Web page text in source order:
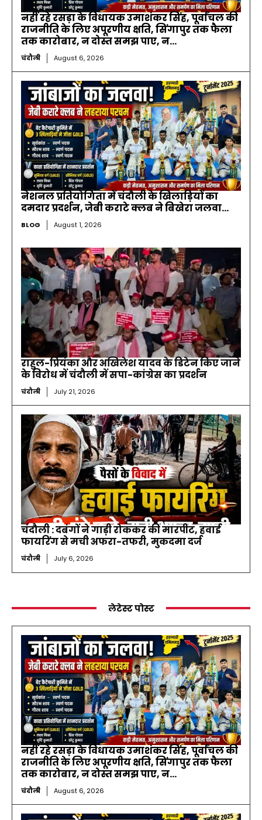
नहीं रहे रसड़ा के विधायक उमाशंकर सिंह, पूर्वांचल की
राजनीति के लिए अपूरणीय क्षति, सिंगापुर तक फैला
तक कारोबार, न दोस्त समझ पाए, न...
चंदौली August 6, 2026
नेशनल प्रतियोगिता में चंदौली के खिलाड़ियों का
दमदार प्रदर्शन, जेबी कराटे क्लब ने बिखेरा जलवा…
BLOG August 1, 2026
राहुल-प्रियंका और अखिलेश यादव के डिटेन किए जाने
के विरोध में चंदौली में सपा-कांग्रेस का प्रदर्शन
चंदौली July 21, 2026
चंदौली : दबंगों ने गाड़ी रोककर की मारपीट, हवाई
फायरिंग से मची अफरा-तफरी, मुकदमा दर्ज
चंदौली July 6, 2026
लेटेस्ट पोस्ट
नहीं रहे रसड़ा के विधायक उमाशंकर सिंह, पूर्वांचल की
राजनीति के लिए अपूरणीय क्षति, सिंगापुर तक फैला
तक कारोबार, न दोस्त समझ पाए, न...
चंदौली August 6, 2026